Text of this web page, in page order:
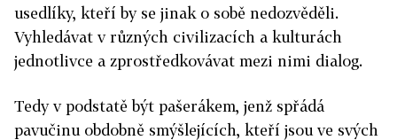
usedlíky, kteří by se jinak o sobě nedozvěděli.
Vyhledávat v různých civilizacích a kulturách
jednotlivce a zprostředkovávat mezi nimi dialog.
Tedy v podstatě být pašerákem, jenž spřádá
pavučinu obdobně smýšlejících, kteří jsou ve svých